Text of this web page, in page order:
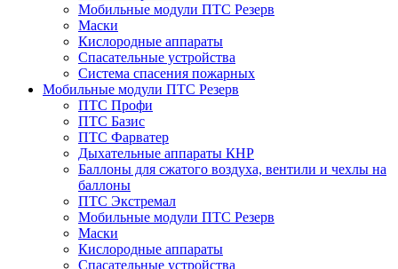
Мобильные модули ПТС Резерв
Маски
Кислородные аппараты
Спасательные устройства
Система спасения пожарных
Мобильные модули ПТС Резерв
ПТС Профи
ПТС Базис
ПТС Фарватер
Дыхательные аппараты КНР
Баллоны для сжатого воздуха, вентили и чехлы на
баллоны
ПТС Экстремал
Мобильные модули ПТС Резерв
Маски
Кислородные аппараты
Спасательные устройства